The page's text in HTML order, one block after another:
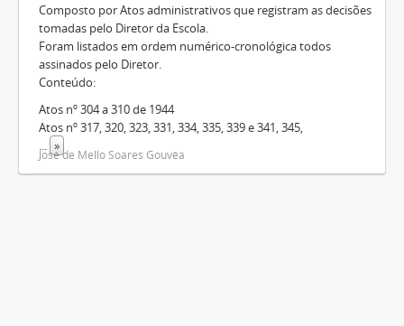
Composto por Atos administrativos que registram as decisões
tomadas pelo Diretor da Escola.
Foram listados em ordem numérico-cronológica todos
assinados pelo Diretor.
Conteúdo:
Atos nº 304 a 310 de 1944
Atos nº 317, 320, 323, 331, 334, 335, 339 e 341, 345,
»
José de Mello Soares Gouvêa